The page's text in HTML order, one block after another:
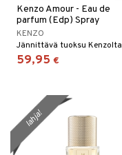
Kenzo Amour - Eau de
parfum (Edp) Spray
KENZO
Jännittävä tuoksu Kenzolta
59,95 €
lahja!